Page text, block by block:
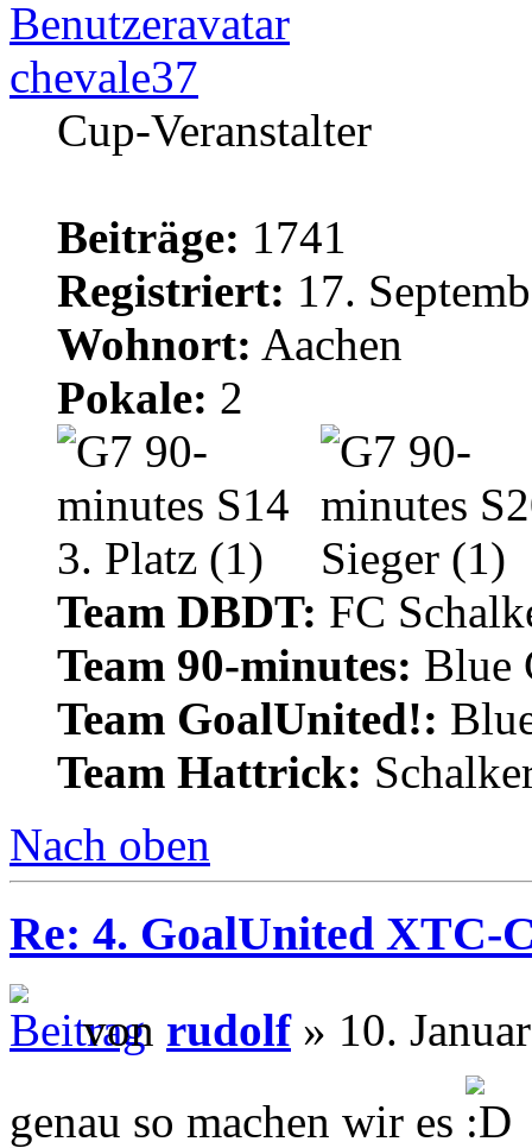
chevale37
Cup-Veranstalter
Beiträge: 1741
Registriert: 17.
Wohnort: Aachen
Pokale: 2
Team DBDT: FC
Team 90-minutes: Blue
Team GoalUnited!:
Team Hattrick:
Nach oben
Re: 4. GoalUnited XTC-
von rudolf» 10.
genau so machen wir es